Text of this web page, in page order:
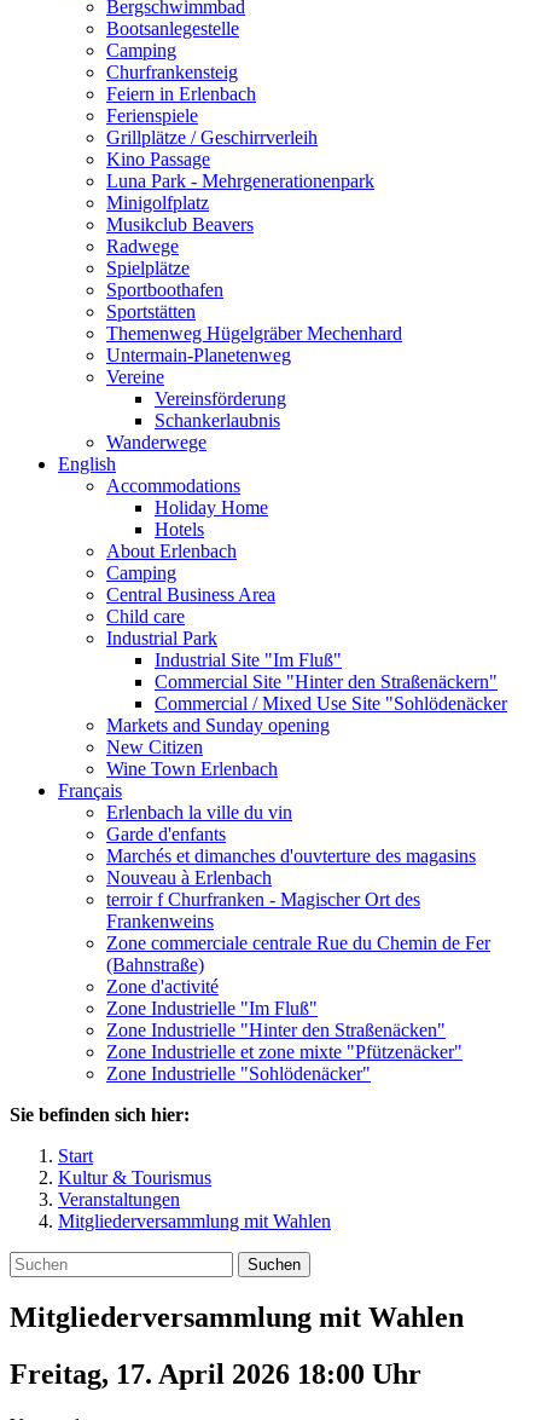
Bergschwimmbad
Bootsanlegestelle
Camping
Churfrankensteig
Feiern in Erlenbach
Ferienspiele
Grillplätze / Geschirrverleih
Kino Passage
Luna Park - Mehrgenerationenpark
Minigolfplatz
Musikclub Beavers
Radwege
Spielplätze
Sportboothafen
Sportstätten
Themenweg Hügelgräber Mechenhard
Untermain-Planetenweg
Vereine
Vereinsförderung
Schankerlaubnis
Wanderwege
English
Accommodations
Holiday Home
Hotels
About Erlenbach
Camping
Central Business Area
Child care
Industrial Park
Industrial Site "Im Fluß"
Commercial Site "Hinter den Straßenäckern"
Commercial / Mixed Use Site "Sohlödenäcker
Markets and Sunday opening
New Citizen
Wine Town Erlenbach
Français
Erlenbach la ville du vin
Garde d'enfants
Marchés et dimanches d'ouvterture des magasins
Nouveau à Erlenbach
terroir f Churfranken - Magischer Ort des
Frankenweins
Zone commerciale centrale Rue du Chemin de Fer
(Bahnstraße)
Zone d'activité
Zone Industrielle "Im Fluß"
Zone Industrielle "Hinter den Straßenäcken"
Zone Industrielle et zone mixte "Pfützenäcker"
Zone Industrielle "Sohlödenäcker"
Sie befinden sich hier:
Start
Kultur & Tourismus
Veranstaltungen
Mitgliederversammlung mit Wahlen
Suchen
Mitgliederversammlung mit Wahlen
Freitag, 17. April 2026 18:00 Uhr